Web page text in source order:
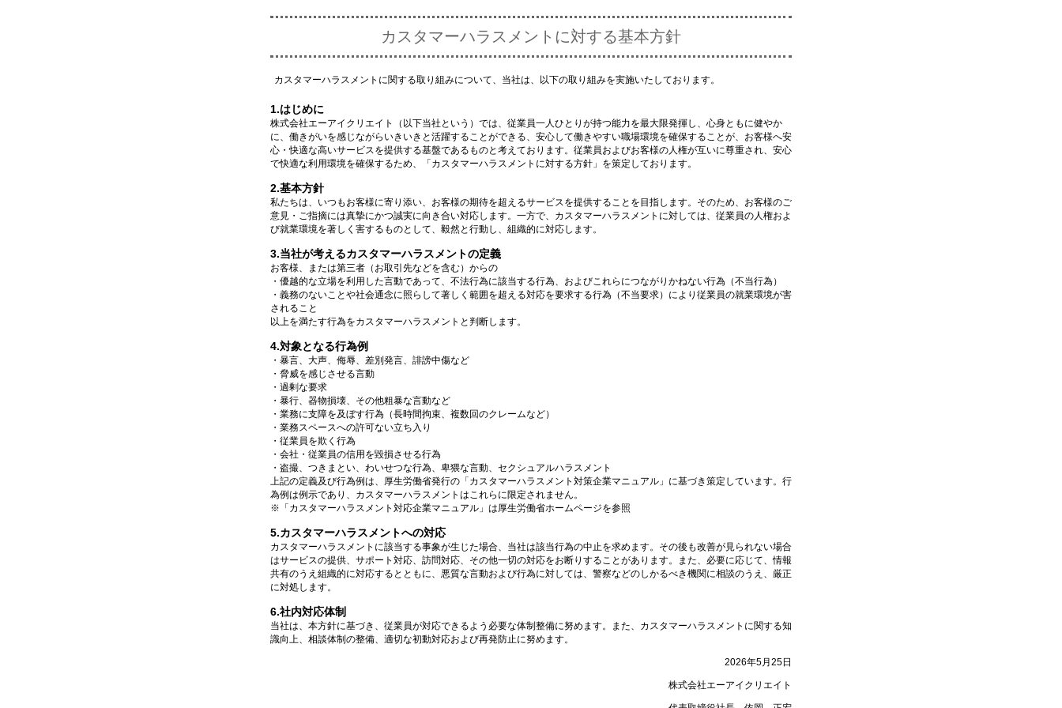
カスタマーハラスメントに対する基本方針
カスタマーハラスメントに関する取り組みについて、当社は、以下の取り組みを実施いたしております。
1.はじめに
株式会社エーアイクリエイト（以下当社という）では、従業員一人ひとりが持つ能力を最大限発揮し、心身ともに健やか
に、働きがいを感じながらいきいきと活躍することができる、安心して働きやすい職場環境を確保することが、お客様へ安
心・快適な高いサービスを提供する基盤であるものと考えております。従業員およびお客様の人権が互いに尊重され、安心
で快適な利用環境を確保するため、「カスタマーハラスメントに対する方針」を策定しております。
2.基本方針
私たちは、いつもお客様に寄り添い、お客様の期待を超えるサービスを提供することを目指します。そのため、お客様のご
意見・ご指摘には真摯にかつ誠実に向き合い対応します。一方で、カスタマーハラスメントに対しては、従業員の人権およ
び就業環境を著しく害するものとして、毅然と行動し、組織的に対応します。
3.当社が考えるカスタマーハラスメントの定義
お客様、または第三者（お取引先などを含む）からの
・優越的な立場を利用した言動であって、不法行為に該当する行為、およびこれらにつながりかねない行為（不当行為）
・義務のないことや社会通念に照らして著しく範囲を超える対応を要求する行為（不当要求）により従業員の就業環境が害
されること
以上を満たす行為をカスタマーハラスメントと判断します。
4.対象となる行為例
・暴言、大声、侮辱、差別発言、誹謗中傷など
・脅威を感じさせる言動
・過剰な要求
・暴行、器物損壊、その他粗暴な言動など
・業務に支障を及ぼす行為（長時間拘束、複数回のクレームなど）
・業務スペースへの許可ない立ち入り
・従業員を欺く行為
・会社・従業員の信用を毀損させる行為
・盗撮、つきまとい、わいせつな行為、卑猥な言動、セクシュアルハラスメント
上記の定義及び行為例は、厚生労働省発行の「カスタマーハラスメント対策企業マニュアル」に基づき策定しています。行
為例は例示であり、カスタマーハラスメントはこれらに限定されません。
※「カスタマーハラスメント対応企業マニュアル」は厚生労働省ホームページを参照
5.カスタマーハラスメントへの対応
カスタマーハラスメントに該当する事象が生じた場合、当社は該当行為の中止を求めます。その後も改善が見られない場合
はサービスの提供、サポート対応、訪問対応、その他一切の対応をお断りすることがあります。また、必要に応じて、情報
共有のうえ組織的に対応するとともに、悪質な言動および行為に対しては、警察などのしかるべき機関に相談のうえ、厳正
に対処します。
6.社内対応体制
当社は、本方針に基づき、従業員が対応できるよう必要な体制整備に努めます。また、カスタマーハラスメントに関する知
識向上、相談体制の整備、適切な初動対応および再発防止に努めます。
2026年5月25日
株式会社エーアイクリエイト